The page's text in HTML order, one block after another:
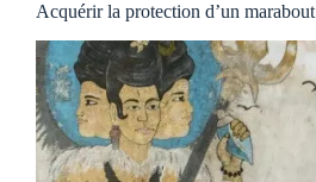
Acquérir la protection d’un marabout